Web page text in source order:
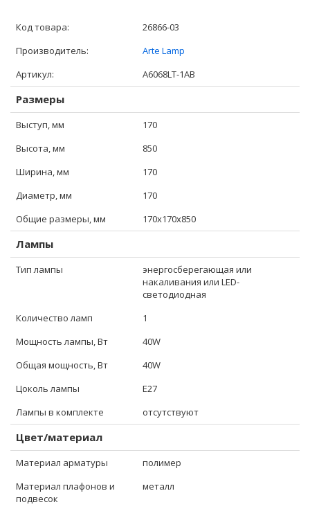
Код товара:
26866-03
Производитель:
Arte Lamp
Артикул:
A6068LT-1AB
Размеры
Выступ, мм
170
Высота, мм
850
Ширина, мм
170
Диаметр, мм
170
Общие размеры, мм
170x170x850
Лампы
Тип лампы
энергосберегающая или
накаливания или LED-
светодиодная
Количество ламп
1
Мощность лампы, Вт
40W
Общая мощность, Вт
40W
Цоколь лампы
E27
Лампы в комплекте
отсутствуют
Цвет/материал
Материал арматуры
полимер
Материал плафонов и
подвесок
металл